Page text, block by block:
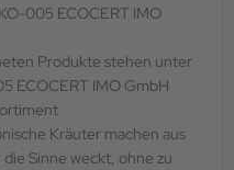
Produkte stehen unter
ECOCERT IMO GmbH
Kräuter machen aus
Sinne weckt, ohne zu